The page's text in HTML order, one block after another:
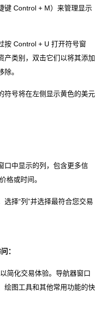
键 Control + M）来管理显示
按 Control + U 打开符号窗
产类别，双击它们以将其添加
。
符号将在左侧显示黄色的美元
口中显示的列，包含更多信
格或时间。
选择“列”并选择最符合您交易
：
简化交易体验。导航器窗口
绘图工具和其他常用功能的快